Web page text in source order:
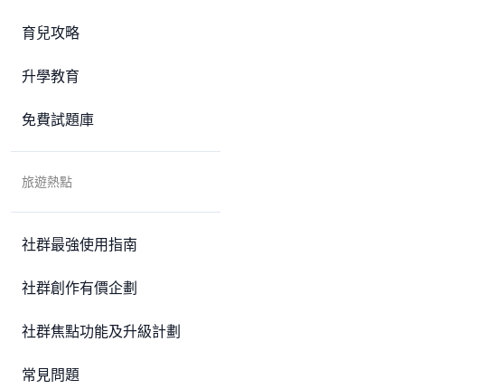
育兒攻略
升學教育
免費試題庫
旅遊熱點
社群最強使用指南
社群創作有價企劃
社群焦點功能及升級計劃
常見問題